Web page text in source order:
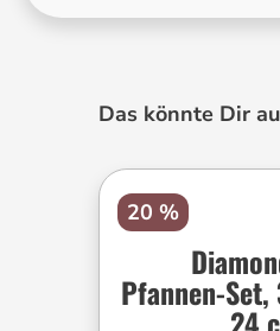
Produktgalerie
Das könnte Dir
20 %
Pfannen-